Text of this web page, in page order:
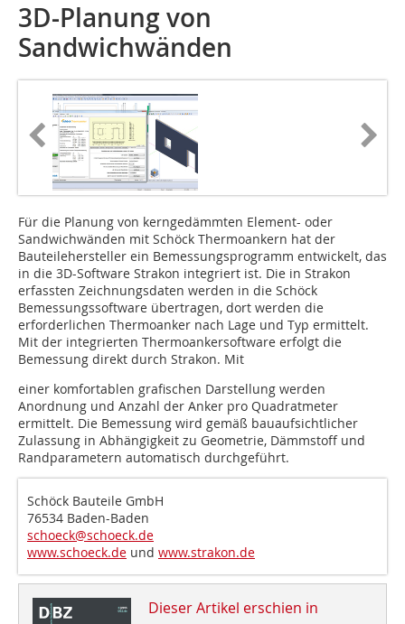
3D-Planung von
Sandwichwänden
Für die Planung von kerngedämmten Element- oder
Sandwichwänden mit Schöck Thermoankern hat der
Bauteilehersteller ein Bemessungsprogramm entwickelt, das
in die 3D-Software Strakon integriert ist. Die in Strakon
erfassten Zeichnungsdaten werden in die Schöck
Bemessungssoftware übertragen, dort werden die
erforderlichen Thermoanker nach Lage und Typ ermittelt.
Mit der integrierten Thermoankersoftware erfolgt die
Bemessung direkt durch Strakon. Mit
einer komfortablen grafischen Darstellung werden
Anordnung und Anzahl der Anker pro Quadratmeter
ermittelt. Die Bemessung wird gemäß bauaufsichtlicher
Zulassung in Abhängigkeit zu Geometrie, Dämmstoff und
Randparametern automatisch durchgeführt.
Schöck Bauteile GmbH
76534 Baden-Baden
schoeck@schoeck.de
www.schoeck.de und www.strakon.de
Dieser Artikel erschien in